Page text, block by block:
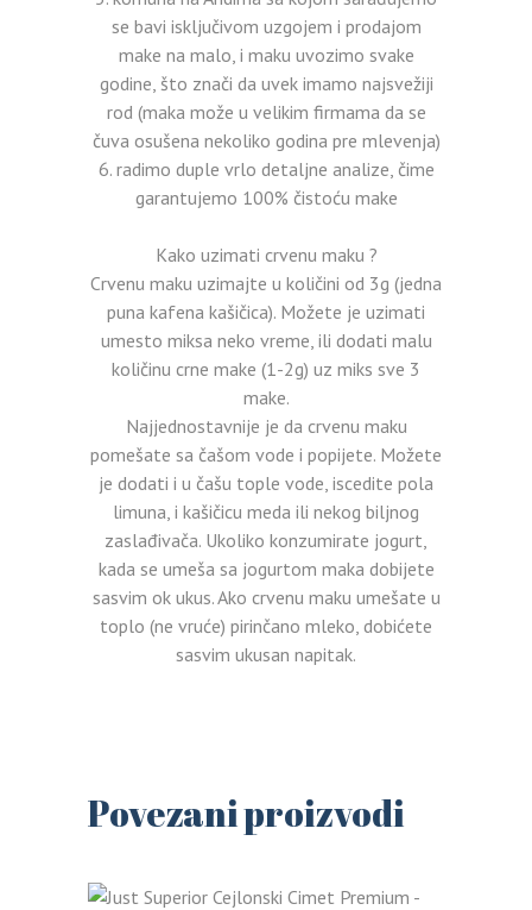
se bavi isključivom uzgojem i prodajom
make na malo, i maku uvozimo svake
godine, što znači da uvek imamo najsvežiji
rod (maka može u velikim firmama da se
čuva osušena nekoliko godina pre mlevenja)
radimo duple vrlo detaljne analize, čime
garantujemo 100% čistoću make
Kako uzimati crvenu maku ?
Crvenu maku uzimajte u količini od 3g (jedna
puna kafena kašičica). Možete je uzimati
umesto miksa neko vreme, ili dodati malu
količinu crne make (1-2g) uz miks sve 3
make.
Najjednostavnije je da crvenu maku
pomešate sa čašom vode i popijete. Možete
je dodati i u čašu tople vode, iscedite pola
limuna, i kašičicu meda ili nekog biljnog
zaslađivača. Ukoliko konzumirate jogurt,
kada se umeša sa jogurtom maka dobijete
sasvim ok ukus. Ako crvenu maku umešate u
toplo (ne vruće) pirinčano mleko, dobićete
sasvim ukusan napitak.
Povezani proizvodi